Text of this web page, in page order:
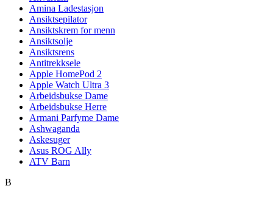
Amina Ladestasjon
Ansiktsepilator
Ansiktskrem for menn
Ansiktsolje
Ansiktsrens
Antitrekksele
Apple HomePod 2
Apple Watch Ultra 3
Arbeidsbukse Dame
Arbeidsbukse Herre
Armani Parfyme Dame
Ashwaganda
Askesuger
Asus ROG Ally
ATV Barn
B